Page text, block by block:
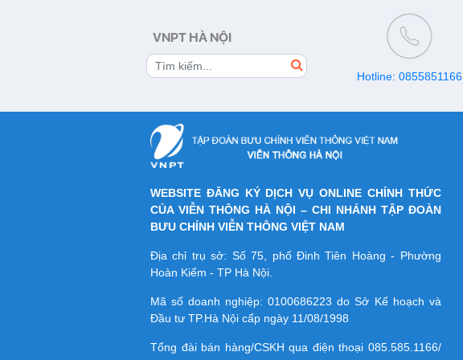
VNPT HÀ NỘI
Hotline: 0855851166
WEBSITE ĐĂNG KÝ DỊCH VỤ ONLINE CHÍNH THỨC
CỦA VIỄN THÔNG HÀ NỘI – CHI NHÁNH TẬP ĐOÀN
BƯU CHÍNH VIỄN THÔNG VIỆT NAM
Địa chỉ trụ sở: Số 75, phố Đinh Tiên Hoàng - Phường
Hoàn Kiếm - TP Hà Nội.
Mã số doanh nghiệp:0100686223 do Sở Kế hoạch và
Đầu tư TP.Hà Nội cấp ngày 11/08/1998
Tổng đài bán hàng/CSKH qua điện thoại 085.585.1166/